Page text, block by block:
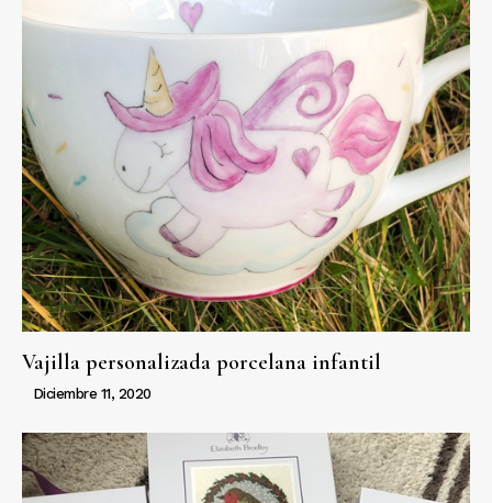
Vajilla personalizada porcelana infantil
Diciembre 11, 2020